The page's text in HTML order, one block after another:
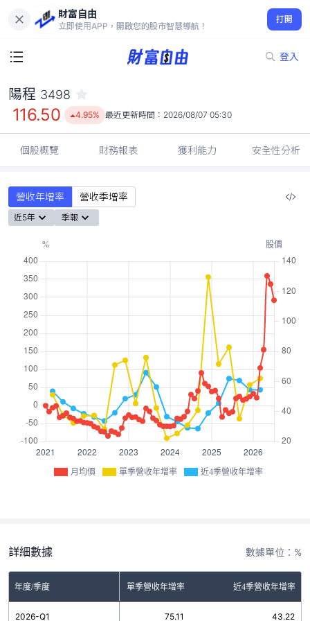
財富自由
立即使用APP，開啟您的股市智慧導航！
打開
登入
116.50
4.95%
陽程 3498
116.50 4.95% 最近更新時間： 2026/08/07 05:30
個股概覽 財務報表 獲利能力 安全性分析
營收年增率 營收季增率
近5年 季報
月均價 單季營收年增率 近4季營收年增率
詳細數據 數據單位：%
年度/季度 單季營收年增率 近4季營收年增率
2026-Q1 75.11 43.22